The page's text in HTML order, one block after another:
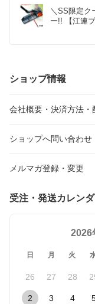
＼SS限定ク
ー!! 【江連
ショップ情報
会社概要・決済方法・
ショップへ問い合わせ
メルマガ登録・変更
受注・発送カレン
2026
日 月 火
26 27 28
2 3 4